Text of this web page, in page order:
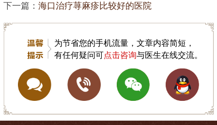
下一篇： 海口治疗荨麻疹比较好的医院
为节省您的手机流量，文章内容简短，
有任何疑问可点击咨询与医生在线交流。